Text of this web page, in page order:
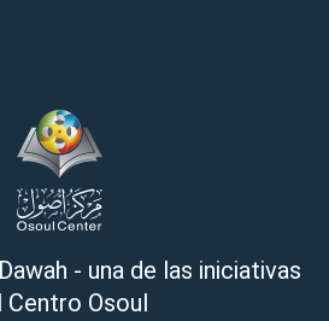
- una de las iniciativas
Centro Osoul